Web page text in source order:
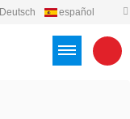
Deutsch
español